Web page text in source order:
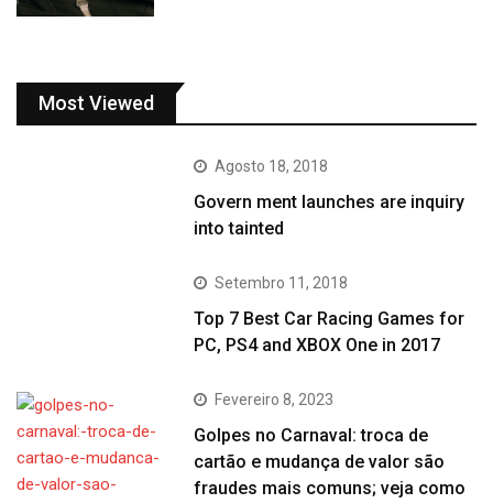
Most Viewed
Agosto 18, 2018
Govern ment launches are inquiry
into tainted
Setembro 11, 2018
Top 7 Best Car Racing Games for
PC, PS4 and XBOX One in 2017
Fevereiro 8, 2023
Golpes no Carnaval: troca de
cartão e mudança de valor são
fraudes mais comuns; veja como